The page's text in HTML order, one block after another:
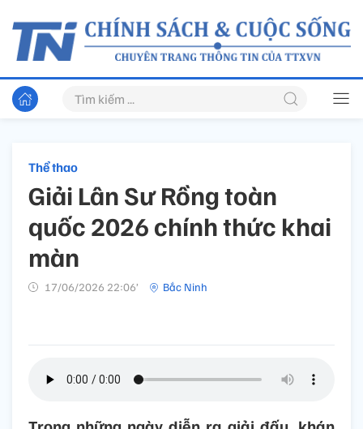
Thể thao
Giải Lân Sư Rồng toàn
quốc 2026 chính thức khai
màn
17/06/2026 22:06’ Bắc Ninh